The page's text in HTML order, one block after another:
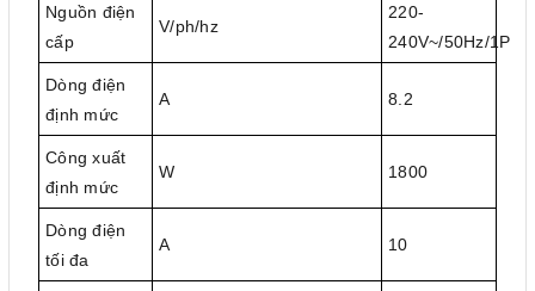
Nguồn điện
cấp
V/ph/hz
220-
240V~/50Hz/1P
Dòng điện
định mức
A 8.2
Công xuất
định mức
W 1800
Dòng điện
tối đa
A 10